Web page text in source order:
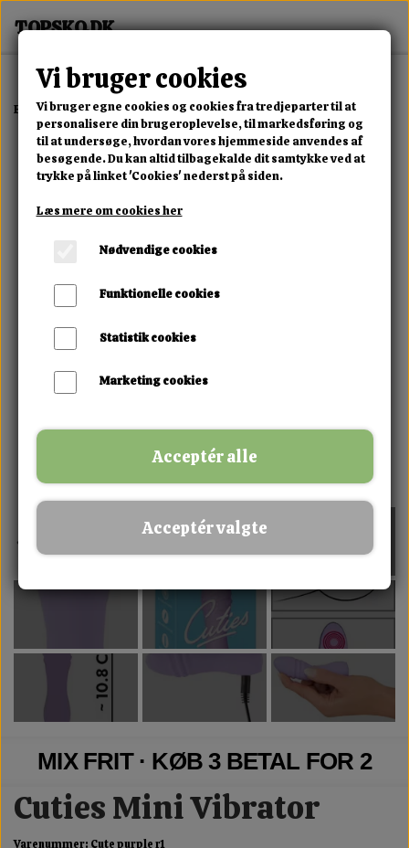
Forside Erotisk Kollektion Alle Produkter Cuties Mini Vibrator
MIX FRIT · KØB 3 BETAL FOR 2
Cuties Mini Vibrator
Varenummer: Cute purple r1
Vi bruger cookies
Vi bruger egne cookies og cookies fra tredjeparter til at
personalisere din brugeroplevelse, til markedsføring og
til at undersøge, hvordan vores hjemmeside anvendes af
besøgende. Du kan altid tilbagekalde dit samtykke ved at
trykke på linket 'Cookies' nederst på siden.
Læs mere om cookies her
Nødvendige cookies
Funktionelle cookies
Statistik cookies
Marketing cookies
Acceptér alle
Acceptér valgte